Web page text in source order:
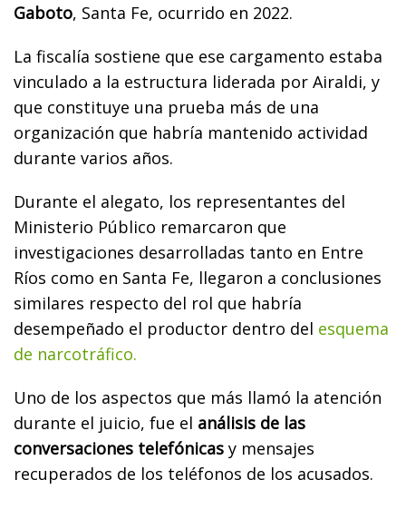
Gaboto, Santa Fe, ocurrido en 2022.
La fiscalía sostiene que ese cargamento estaba
vinculado a la estructura liderada por Airaldi, y
que constituye una prueba más de una
organización que habría mantenido actividad
durante varios años.
Durante el alegato, los representantes del
Ministerio Público remarcaron que
investigaciones desarrolladas tanto en Entre
Ríos como en Santa Fe, llegaron a conclusiones
similares respecto del rol que habría
desempeñado el productor dentro del esquema
de narcotráfico.
Uno de los aspectos que más llamó la atención
durante el juicio, fue el análisis de las
conversaciones telefónicas y mensajes
recuperados de los teléfonos de los acusados.